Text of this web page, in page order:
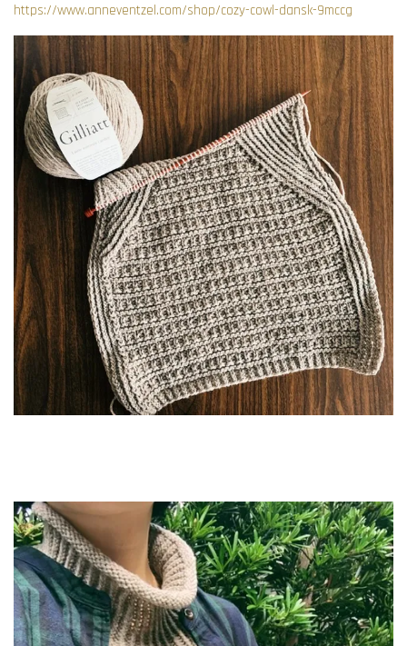
https://www.anneventzel.com/shop/cozy-cowl-dansk-9mccg